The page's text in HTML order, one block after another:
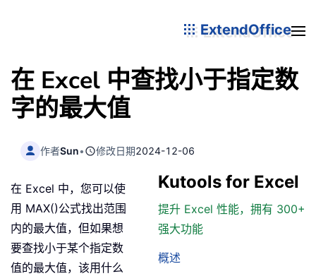
ExtendOffice
在 Excel 中查找小于指定数
字的最大值
作者Sun• 修改日期2024-12-06
Kutools for Excel
提升 Excel 性能，拥有 300+
强大功能
概述
在 Excel 中，您可以使
用 MAX()公式找出范围
内的最大值，但如果想
要查找小于某个指定数
值的最大值，该用什么